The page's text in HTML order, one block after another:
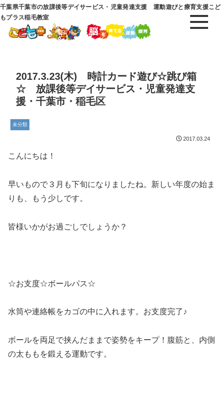
千葉県千葉市の放課後等デイサービス・児童発達支援 運動遊びと療育支援こど
もプラス稲毛教室
2017.3.23(木) 時計カード遊び☆跳び箱
☆ 放課後等デイサービス・児童発達支
援・千葉市・稲毛区
未分類
2017.03.24
こんにちは！
早いもので３月も下旬になりましたね。新しい年度の始ま
りも、もう少しです。
皆様いかがお過ごしでしょうか？
☆お支度☆ボールパス☆
水筒や連絡帳をカゴの中に入れます。お支度完了♪
ボールを両足で挟んだままで姿勢をキープ！腹筋と、内側
の太ももを鍛える運動です。